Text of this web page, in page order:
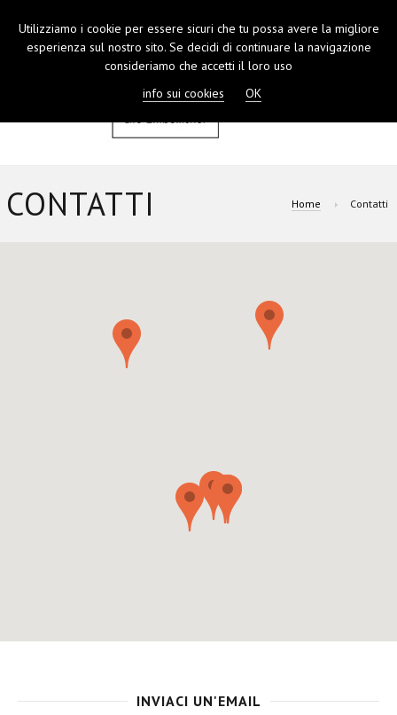
CONTATTI Home Contatti
INVIACI UN'EMAIL
Utilizziamo i cookie per essere sicuri che tu possa avere la migliore
esperienza sul nostro sito. Se decidi di continuare la navigazione
consideriamo che accetti il loro uso
info sui cookies
OK